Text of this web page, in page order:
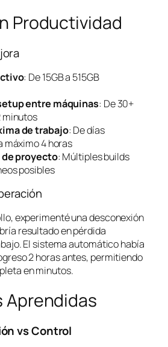
Productividad
: De 15GB a 515GB
entre máquinas: De 30+
minutos
de trabajo: De días
máximo 4 horas
proyecto: Múltiples builds
posibles
experimenté una desconexión
resultado en pérdida
El sistema automático había
2 horas antes, permitiendo
en minutos.
Aprendidas
vs Control